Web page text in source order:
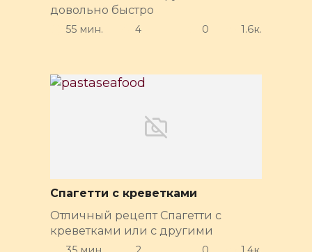
довольно быстро
55 мин. 4 0 1.6к.
Спагетти с креветками
Отличный рецепт Спагетти с
креветками или с другими